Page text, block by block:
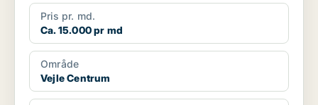
Pris pr. md.
Ca. 15.000 pr md
Område
Vejle Centrum